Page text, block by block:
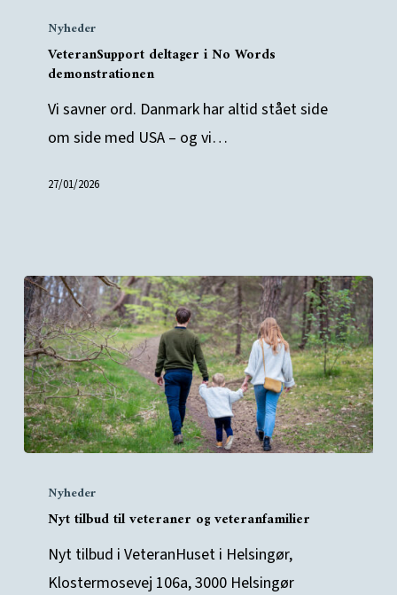
deltager
Words
demonstrationen
Nyheder
VeteranSupport deltager i No Words
demonstrationen
Vi savner ord. Danmark har altid stået side
om side med USA – og vi…
27/01/2026
tilbud
veteraner
Nyheder
Nyt tilbud til veteraner og veteranfamilier
Nyt tilbud i VeteranHuset i Helsingør,
Klostermosevej 106a, 3000 Helsingør